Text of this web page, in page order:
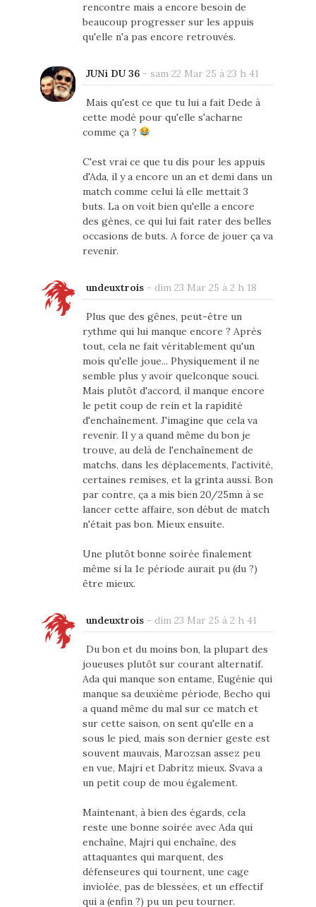
rencontre mais a encore besoin de
beaucoup progresser sur les appuis
qu'elle n'a pas encore retrouvés.
JUNi DU 36- sam 22 Mar 25 à 23 h 41
Mais qu'est ce que tu lui a fait Dede à
cette modé pour qu'elle s'acharne
comme ça ?
C'est vrai ce que tu dis pour les appuis
d'Ada, il y a encore un an et demi dans un
match comme celui là elle mettait 3
buts. La on voit bien qu'elle a encore
des gènes, ce qui lui fait rater des belles
occasions de buts. A force de jouer ça va
revenir.
undeuxtrois- dim 23 Mar 25 à 2 h 18
Plus que des gênes, peut-être un
rythme qui lui manque encore ? Après
tout, cela ne fait véritablement qu'un
mois qu'elle joue... Physiquement il ne
semble plus y avoir quelconque souci.
Mais plutôt d'accord, il manque encore
le petit coup de rein et la rapidité
d'enchaînement. J'imagine que cela va
revenir. Il y a quand même du bon je
trouve, au delà de l'enchaînement de
matchs, dans les déplacements, l'activité,
certaines remises, et la grinta aussi. Bon
par contre, ça a mis bien 20/25mn à se
lancer cette affaire, son début de match
n'était pas bon. Mieux ensuite.
Une plutôt bonne soirée finalement
même si la 1e période aurait pu (du ?)
être mieux.
undeuxtrois- dim 23 Mar 25 à 2 h 41
Du bon et du moins bon, la plupart des
joueuses plutôt sur courant alternatif.
Ada qui manque son entame, Eugénie qui
manque sa deuxième période, Becho qui
a quand même du mal sur ce match et
sur cette saison, on sent qu'elle en a
sous le pied, mais son dernier geste est
souvent mauvais, Marozsan assez peu
en vue, Majri et Dabritz mieux. Svava a
un petit coup de mou également.
Maintenant, à bien des égards, cela
reste une bonne soirée avec Ada qui
enchaîne, Majri qui enchaîne, des
attaquantes qui marquent, des
défenseures qui tournent, une cage
inviolée, pas de blessées, et un effectif
qui a (enfin ?) pu un peu tourner.